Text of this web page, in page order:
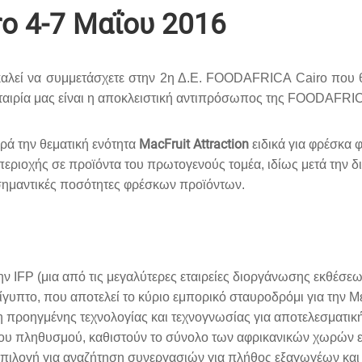
4-7 Μαΐου 2016
να συμμετάσχετε στην 2η Δ.Ε. FOODAFRICA Cairo που
μας είναι η αποκλειστική αντιπρόσωπος της
την θεματική ενότητα MacFruit Attraction ειδικά για φρέσκα
σε προϊόντα του πρωτογενούς τομέα, ιδίως μετά
ποσότητες φρέσκων προϊόντων.
(μια από τις μεγαλύτερες εταιρείες διοργάνωσης
που αποτελεί το κύριο εμπορικό σταυροδρόμι για την
τεχνολογίας και τεχνογνωσίας για
πληθυσμού, καθιστούν το σύνολο των αφρικανικών
για αναζήτηση συνεργασιών για πλήθος εξαγωγέων